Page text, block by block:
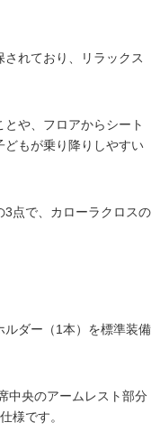
れており、リラックス
や、フロアからシート
どもが乗り降りしやすい
点で、カローラクロスの
ダー（1本）を標準装備
中央のアームレスト部分
様です。